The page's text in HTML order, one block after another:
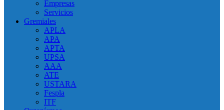
Empresas
Servicios
Gremiales
APLA
APA
APTA
UPSA
AAA
ATE
USTARA
Fespla
ITF